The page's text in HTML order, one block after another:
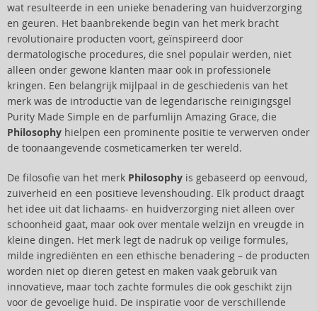
wat resulteerde in een unieke benadering van huidverzorging
en geuren. Het baanbrekende begin van het merk bracht
revolutionaire producten voort, geïnspireerd door
dermatologische procedures, die snel populair werden, niet
alleen onder gewone klanten maar ook in professionele
kringen. Een belangrijk mijlpaal in de geschiedenis van het
merk was de introductie van de legendarische reinigingsgel
Purity Made Simple en de parfumlijn Amazing Grace, die
Philosophy hielpen een prominente positie te verwerven onder
de toonaangevende cosmeticamerken ter wereld.
De filosofie van het merk Philosophy is gebaseerd op eenvoud,
zuiverheid en een positieve levenshouding. Elk product draagt
het idee uit dat lichaams- en huidverzorging niet alleen over
schoonheid gaat, maar ook over mentale welzijn en vreugde in
kleine dingen. Het merk legt de nadruk op veilige formules,
milde ingrediënten en een ethische benadering – de producten
worden niet op dieren getest en maken vaak gebruik van
innovatieve, maar toch zachte formules die ook geschikt zijn
voor de gevoelige huid. De inspiratie voor de verschillende